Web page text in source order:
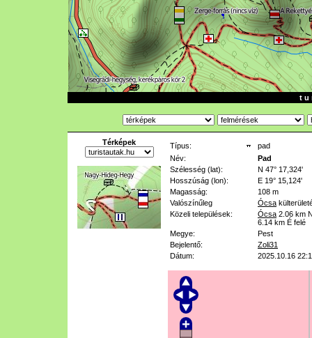
t u
Térképek Típus:
pad
Név:
Pad
Szélesség (lat):
N 47° 17,324'
Hosszúság (lon):
E 19° 15,124'
Magasság:
108 m
Valószínűleg
Ócsa
Közeli települések:
Ócsa 2.06 km
6.14 km É felé
Megye:
Pest
Bejelentő:
Zoli31
Dátum:
2025.10.16